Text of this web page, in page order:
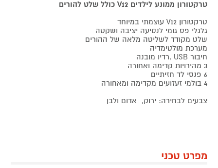
טרקטורון ממונע לילדים V12 כולל שלט להורים
טרקטורון V12 עוצמתי במיוחד
גלגלי פס גומי לנסיעה יציבה ושקטה
שלט מקודד לשליטה מלאה של ההורים
מערכת מולטימדיה
חיבור USB ,רדיו מובנה
3 מהירויות קדימה ואחורה
6 פנסי לד חזיתיים
4 בולמי זעזועים מקדימה ומאחורה
צבעים לבחירה: ירוק, אדום ולבן
מפרט טכני